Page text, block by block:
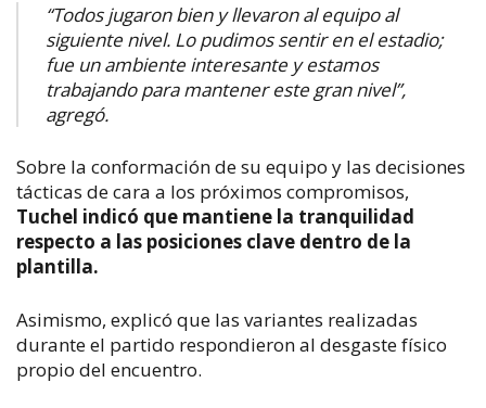
“Todos jugaron bien y llevaron al equipo al
siguiente nivel. Lo pudimos sentir en el estadio;
fue un ambiente interesante y estamos
trabajando para mantener este gran nivel”,
agregó.
Sobre la conformación de su equipo y las decisiones
tácticas de cara a los próximos compromisos,
Tuchel indicó que mantiene la tranquilidad
respecto a las posiciones clave dentro de la
plantilla.
Asimismo, explicó que las variantes realizadas
durante el partido respondieron al desgaste físico
propio del encuentro.